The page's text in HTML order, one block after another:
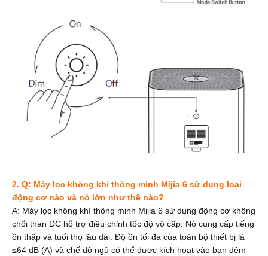
2. Q: Máy lọc không khí thông minh Mijia 6 sử dụng loại
động cơ nào và nó lớn như thế nào?
A: Máy lọc không khí thông minh Mijia 6 sử dụng động cơ không
chổi than DC hỗ trợ điều chỉnh tốc độ vô cấp. Nó cung cấp tiếng
ồn thấp và tuổi thọ lâu dài. Độ ồn tối đa của toàn bộ thiết bị là
≤64 dB (A) và chế độ ngủ có thể được kích hoạt vào ban đêm